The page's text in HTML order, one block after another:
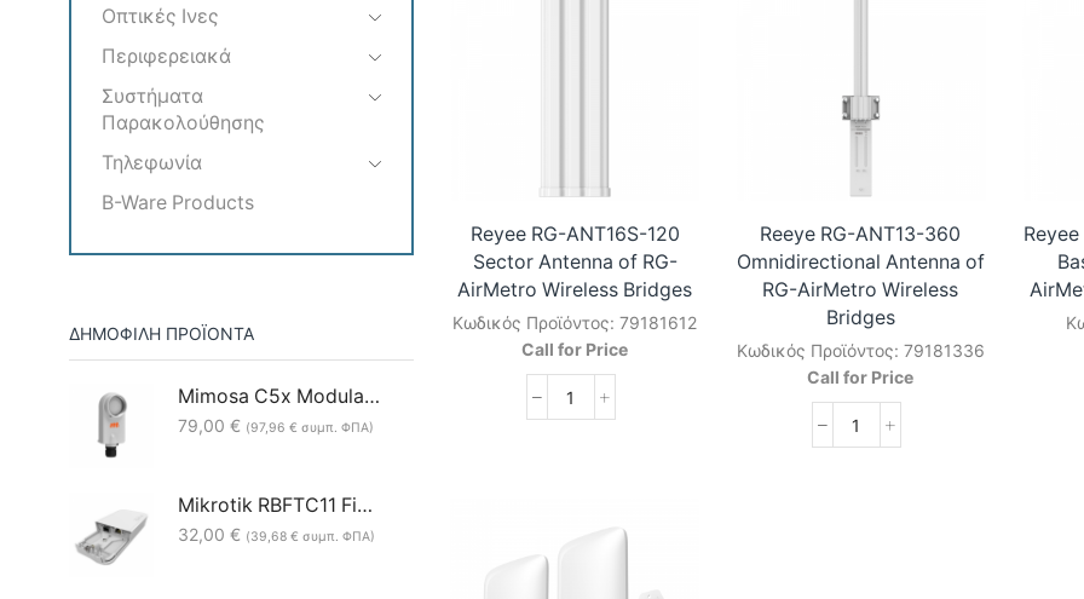
Wireless
Bridge
Reyee RG-ANT16S-120
Sector Antenna of RG-
AirMetro Wireless Bridges
Κωδικός Προϊόντος:79181612
Call for Price
Reyee
Antenna
Reeye RG-ANT13-360
Omnidirectional Antenna of
RG-AirMetro Wireless
Bridges
Κωδικός Προϊόντος: 79181336
Call for Price
Reeye
Οπτικές Ινες
Περιφερειακά
Συστήματα
Παρακολούθησης
Τηλεφωνία
B-Ware Products
ΔΗΜΟΦΙΛΗ ΠΡΟΪΟΝΤΑ
Mimosa C5x Modular & Flexible 5GHz 8dBi Client/Backhaul
79,00 € (97,96 € συμπ. ΦΠΑ)
Mikrotik RBFTC11 Fiber to Copper converter
32,00 € (39,68 € συμπ. ΦΠΑ)